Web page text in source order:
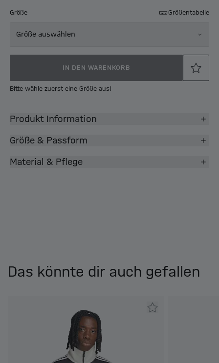
Größe Größentabelle
Größe auswählen
IN DEN WARENKORB
Bitte wähle zuerst eine Größe aus!
Produkt Information
Größe & Passform
Material & Pflege
Das könnte dir auch gefallen